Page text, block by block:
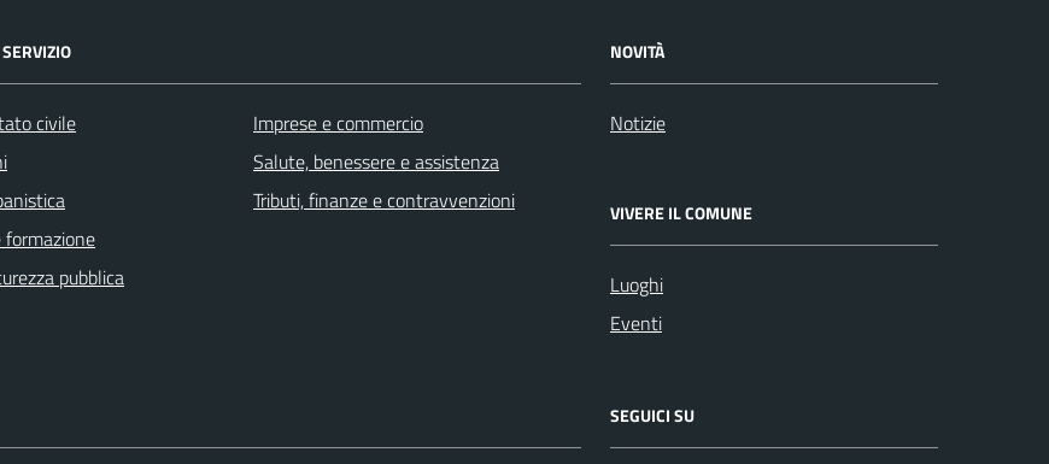
civile
formazione
pubblica
Imprese e commercio
Salute, benessere e assistenza
Tributi, finanze e contravvenzioni
NOVITÀ
Notizie
VIVERE IL COMUNE
Luoghi
Eventi
SEGUICI SU